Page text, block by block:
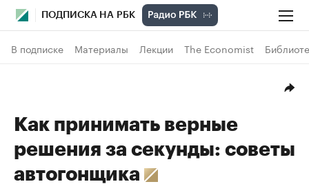
ПОДПИСКА НА РБК
В подписке Материалы Лекции The Economist
Как принимать верные
решения за секунды: советы
автогонщика